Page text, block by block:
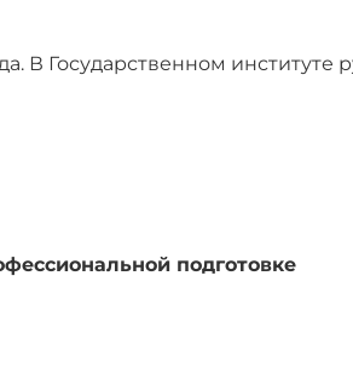
В Государственном институте
подготовке